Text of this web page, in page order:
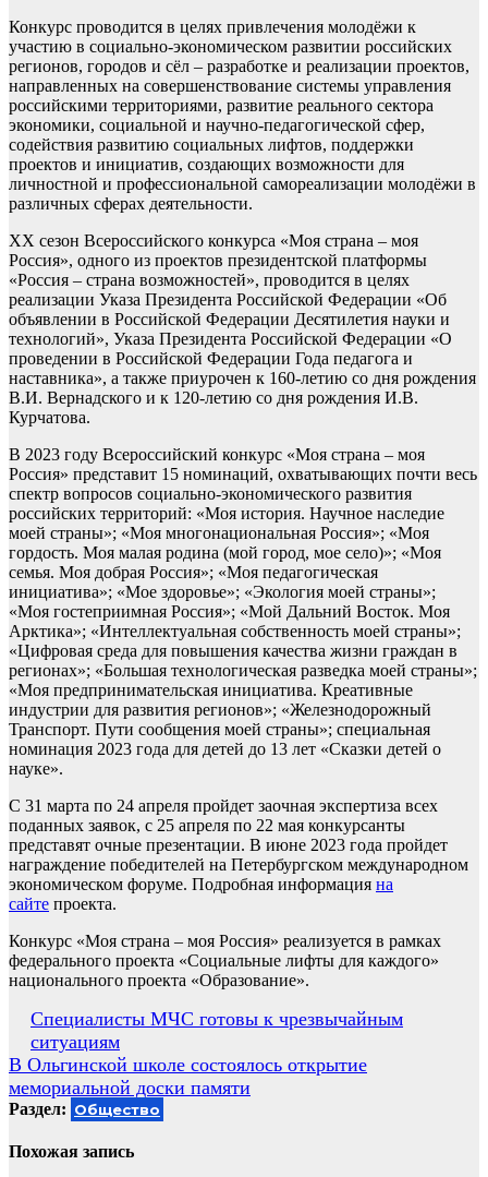
Конкурс проводится в целях привлечения молодёжи к
участию в социально-экономическом развитии российских
регионов, городов и сёл – разработке и реализации проектов,
направленных на совершенствование системы управления
российскими территориями, развитие реального сектора
экономики, социальной и научно-педагогической сфер,
содействия развитию социальных лифтов, поддержки
проектов и инициатив, создающих возможности для
личностной и профессиональной самореализации молодёжи в
различных сферах деятельности.
XX сезон Всероссийского конкурса «Моя страна – моя
Россия», одного из проектов президентской платформы
«Россия – страна возможностей», проводится в целях
реализации Указа Президента Российской Федерации «Об
объявлении в Российской Федерации Десятилетия науки и
технологий», Указа Президента Российской Федерации «О
проведении в Российской Федерации Года педагога и
наставника», а также приурочен к 160-летию со дня рождения
В.И. Вернадского и к 120-летию со дня рождения И.В.
Курчатова.
В 2023 году Всероссийский конкурс «Моя страна – моя
Россия» представит 15 номинаций, охватывающих почти весь
спектр вопросов социально-экономического развития
российских территорий: «Моя история. Научное наследие
моей страны»; «Моя многонациональная Россия»; «Моя
гордость. Моя малая родина (мой город, мое село)»; «Моя
семья. Моя добрая Россия»; «Моя педагогическая
инициатива»; «Мое здоровье»; «Экология моей страны»;
«Моя гостеприимная Россия»; «Мой Дальний Восток. Моя
Арктика»; «Интеллектуальная собственность моей страны»;
«Цифровая среда для повышения качества жизни граждан в
регионах»; «Большая технологическая разведка моей страны»;
«Моя предпринимательская инициатива. Креативные
индустрии для развития регионов»; «Железнодорожный
Транспорт. Пути сообщения моей страны»; специальная
номинация 2023 года для детей до 13 лет «Сказки детей о
науке».
С 31 марта по 24 апреля пройдет заочная экспертиза всех
поданных заявок, с 25 апреля по 22 мая конкурсанты
представят очные презентации. В июне 2023 года пройдет
награждение победителей на Петербургском международном
экономическом форуме. Подробная информация на
сайте проекта.
Конкурс «Моя страна – моя Россия» реализуется в рамках
федерального проекта «Социальные лифты для каждого»
национального проекта «Образование».
Навигация
по
записям
Специалисты МЧС готовы к чрезвычайным
ситуациям
В Ольгинской школе состоялось открытие
мемориальной доски памяти
Раздел: Общество
Похожая запись